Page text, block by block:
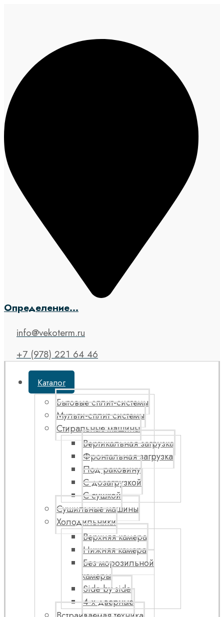
Определение...
info@vekoterm.ru
+7 (978) 221 64 46
Каталог
Бытовые сплит-системы
Мульти-сплит системы
Стиральные машины
Вертикальная загрузка
Фронтальная загрузка
Под раковину
С дозагрузкой
С сушкой
Сушильные машины
Холодильники
Верхняя камера
Нижняя камера
Без морозильной
камеры
Side by side
4-х дверные